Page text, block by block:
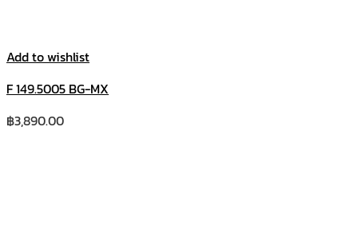
Add to wishlist
F 149.5005 BG-MX
฿3,890.00